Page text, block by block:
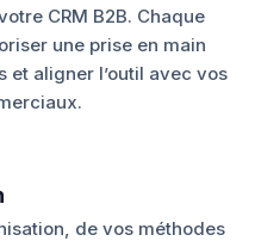
CRM B2B. Chaque
une prise en main
aligner l’outil avec vos
de vos méthodes